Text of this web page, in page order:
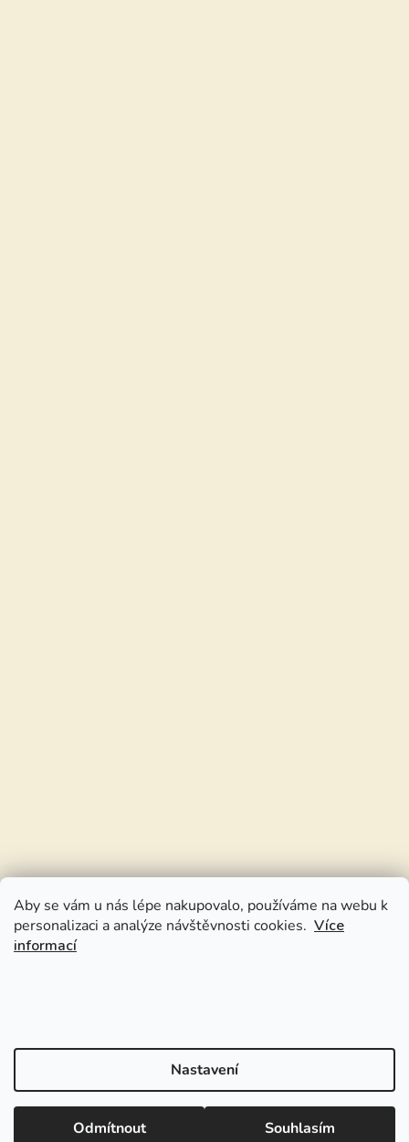
Aby se vám u nás lépe nakupovalo, používáme na webu k
personalizaci a analýze návštěvnosti cookies. Více
informací
Nastavení
Odmítnout Souhlasím